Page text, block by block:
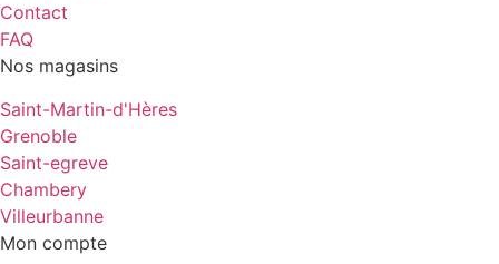
Contact
FAQ
Nos magasins
Saint-Martin-d'Hères
Grenoble
Saint-egreve
Chambery
Villeurbanne
Mon compte